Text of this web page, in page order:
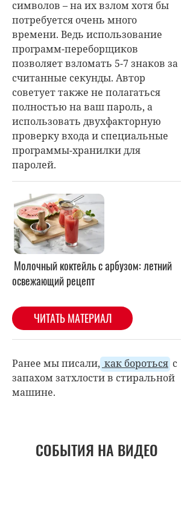
символов – на их взлом хотя бы
потребуется очень много
времени. Ведь использование
программ-переборщиков
позволяет взломать 5-7 знаков за
считанные секунды. Автор
советует также не полагаться
полностью на ваш пароль, а
использовать двухфакторную
проверку входа и специальные
программы-хранилки для
паролей.
Ранее мы писали, как бороться с
запахом затхлости в стиральной
машине.
СОБЫТИЯ НА ВИДЕО